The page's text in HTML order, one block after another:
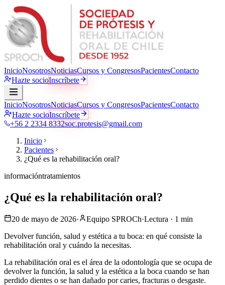
InicioNosotrosNoticiasCursos y CongresosPacientesContacto
Hazte socioInscríbete
InicioNosotrosNoticiasCursos y CongresosPacientesContacto
Hazte socioInscríbete
+56 2 2334 8332soc.protesis@gmail.com
Inicio
Pacientes
¿Qué es la rehabilitación oral?
informacióntratamientos
¿Qué es la rehabilitación oral?
20 de mayo de 2026· Equipo SPROCh·Lectura · 1 min
Devolver función, salud y estética a tu boca: en qué consiste la
rehabilitación oral y cuándo la necesitas.
La rehabilitación oral es el área de la odontología que se ocupa de
devolver la función, la salud y la estética a la boca cuando se han
perdido dientes o se han dañado por caries, fracturas o desgaste.